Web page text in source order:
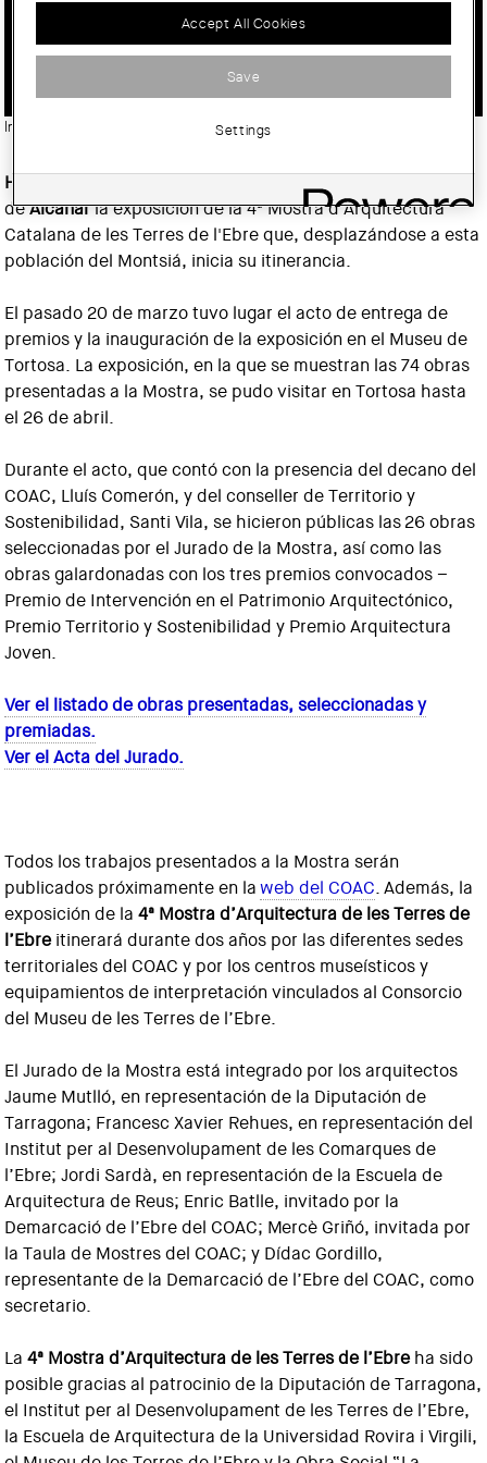
EXPOSICIÓN DE LA 4ª MOSTRA DE
LES TERRES DE L’EBRE
Imatge: © Col·legi d'Arquitectes de Catalunya (COAC)
Hasta el 31 de mayo
deAlcanarla exposición de la 4ª Mostra d'Arquitectura
Catalana de les Terres de l'Ebre que, desplazándose a esta
población del Montsiá, inicia su itinerancia.
El pasado 20 de marzo tuvo lugar el acto de entrega de
premios y la inauguración de la exposición en el Museu de
Tortosa. La exposición, en la que se muestran las 74 obras
presentadas a la Mostra, se pudo visitar en Tortosa hasta
el 26 de abril.
Durante el acto, que contó con la presencia del decano del
COAC, Lluís Comerón, y del conseller de Territorio y
Sostenibilidad, Santi Vila, se hicieron públicas las 26 obras
seleccionadas por el Jurado de la Mostra, así como las
obras galardonadas con los tres premios convocados –
Premio de Intervención en el Patrimonio Arquitectónico,
Premio Territorio y Sostenibilidad y Premio Arquitectura
Joven.
Ver el listado de obras presentadas, seleccionadas y
premiadas.
Ver el Acta del Jurado.
Todos los trabajos presentados a la Mostra serán
publicados próximamente en laweb del COAC. Además, la
exposición de la4ª Mostra d’Arquitectura de les Terres de
l’Ebreitinerará durante dos años por las diferentes sedes
territoriales del COAC y por los centros museísticos y
equipamientos de interpretación vinculados al Consorcio
del Museu de les Terres de l’Ebre.
El Jurado de la Mostra está integrado por los arquitectos
Jaume Mutlló, en representación de la Diputación de
Tarragona; Francesc Xavier Rehues, en representación del
Institut per al Desenvolupament de les Comarques de
l’Ebre; Jordi Sardà, en representación de la Escuela de
Arquitectura de Reus; Enric Batlle, invitado por la
Demarcació de l’Ebre del COAC; Mercè Griñó, invitada por
la Taula de Mostres del COAC; y Dídac Gordillo,
representante de la Demarcació de l’Ebre del COAC, como
secretario.
La4ª Mostra d’Arquitectura de les Terres de l’Ebreha sido
posible gracias al patrocinio de la Diputación de Tarragona,
el Institut per al Desenvolupament de les Terres de l’Ebre,
la Escuela de Arquitectura de la Universidad Rovira i Virgili,
Accept All Cookies
Save
Settings